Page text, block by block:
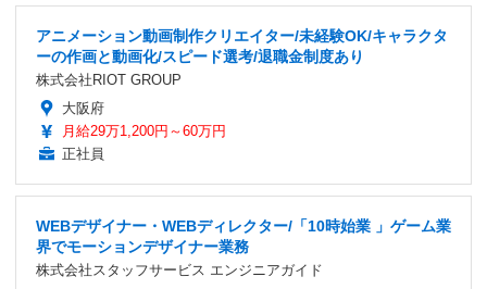
アニメーション動画制作クリエイター/未経験OK/キャラクタ
ーの作画と動画化/スピード選考/退職金制度あり
株式会社RIOT GROUP
大阪府
月給29万1,200円～60万円
正社員
WEBデザイナー・WEBディレクター/「10時始業 」ゲーム業
界でモーションデザイナー業務
株式会社スタッフサービス エンジニアガイド